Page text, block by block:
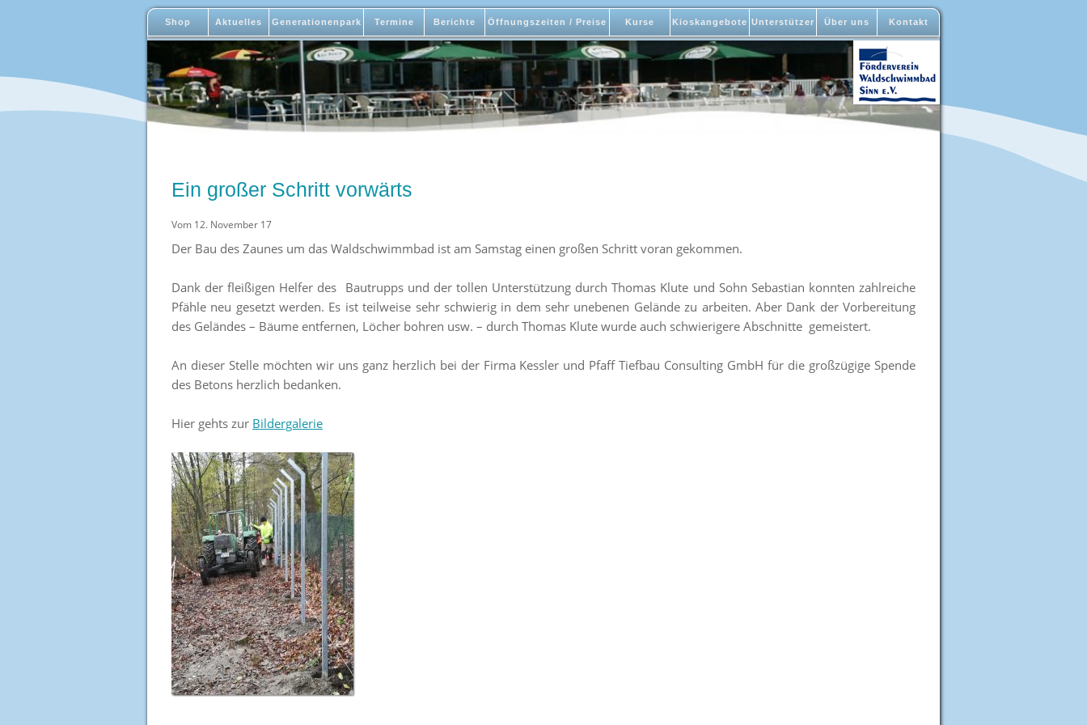
Shop Aktuelles Generationenpark Termine Berichte Öffnungszeiten / Preise Kurse Kioskangebote Unterstützer Über uns Kontakt
Ein großer Schritt vorwärts
Vom 12. November 17
Der Bau des Zaunes um das Waldschwimmbad ist am Samstag einen großen Schritt voran gekommen.
Dank der fleißigen Helfer des Bautrupps und der tollen Unterstützung durch Thomas Klute und Sohn Sebastian konnten zahlreiche
Pfähle neu gesetzt werden. Es ist teilweise sehr schwierig in dem sehr unebenen Gelände zu arbeiten. Aber Dank der Vorbereitung
des Geländes – Bäume entfernen, Löcher bohren usw. – durch Thomas Klute wurde auch schwierigere Abschnitte gemeistert.
An dieser Stelle möchten wir uns ganz herzlich bei der Firma Kessler und Pfaff Tiefbau Consulting GmbH für die großzügige Spende
des Betons herzlich bedanken.
Hier gehts zur Bildergalerie